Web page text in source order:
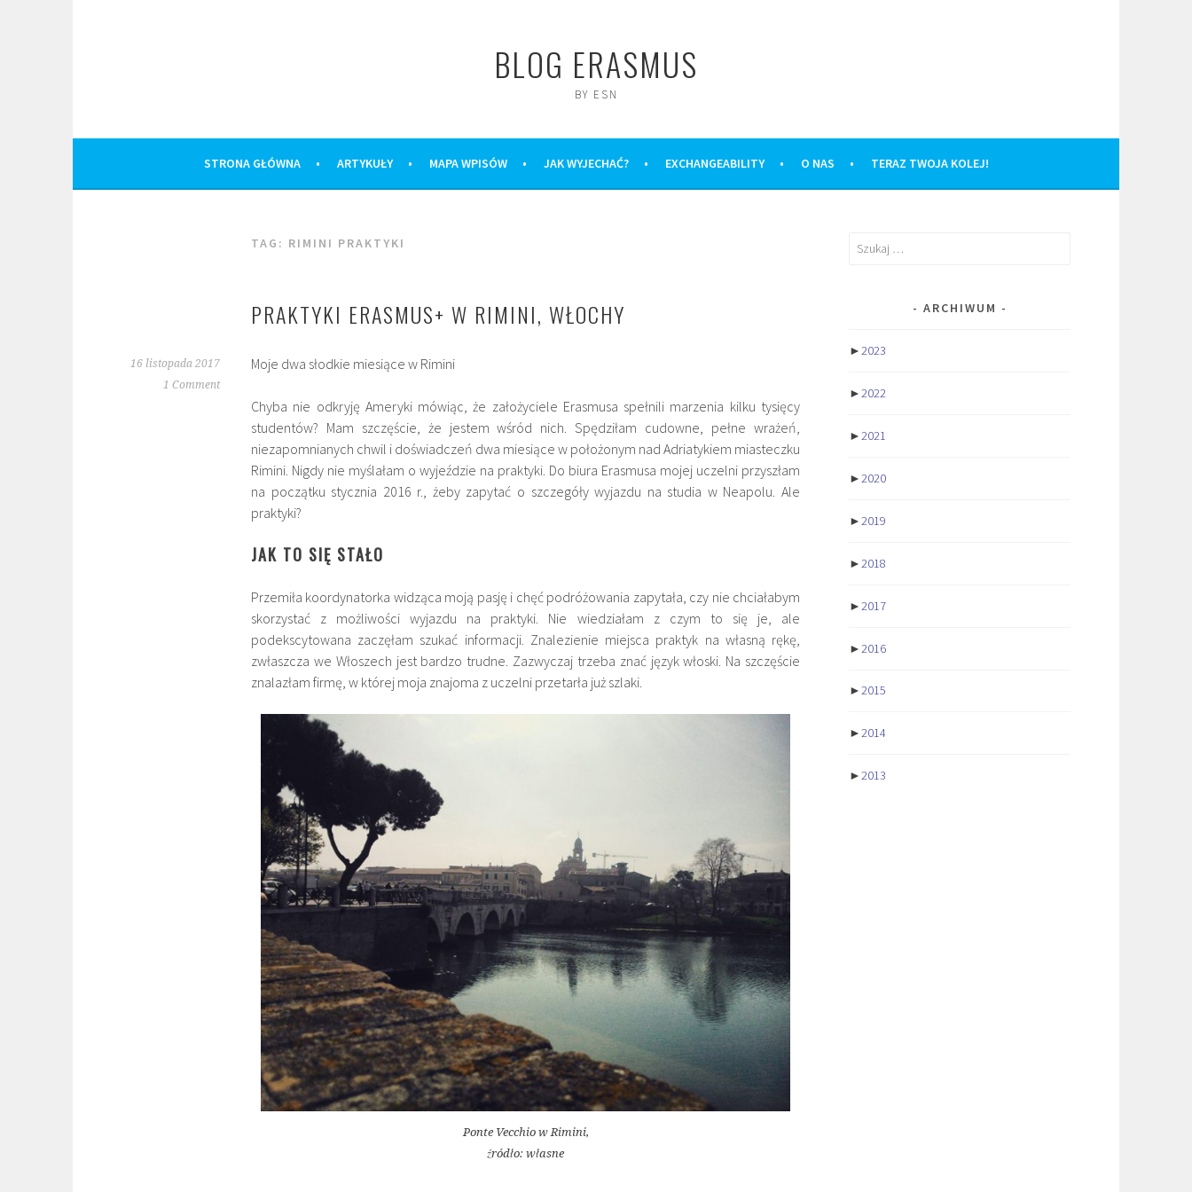
BLOG ERASMUS
BY ESN
STRONA GŁÓWNA ARTYKUŁY MAPA WPISÓW JAK WYJECHAĆ? EXCHANGEABILITY O NAS TERAZ TWOJA KOLEJ!
TAG: RIMINI PRAKTYKI
PRAKTYKI ERASMUS+ W RIMINI, WŁOCHY
16 listopada 2017
1 Comment
Moje dwa słodkie miesiące w Rimini
Chyba nie odkryję Ameryki mówiąc, że założyciele Erasmusa spełnili marzenia kilku tysięcy
studentów? Mam szczęście, że jestem wśród nich. Spędziłam cudowne, pełne wrażeń,
niezapomnianych chwil i doświadczeń dwa miesiące w położonym nad Adriatykiem miasteczku
Rimini. Nigdy nie myślałam o wyjeździe na praktyki. Do biura Erasmusa mojej uczelni przyszłam
na początku stycznia 2016 r., żeby zapytać o szczegóły wyjazdu na studia w Neapolu. Ale
praktyki?
JAK TO SIĘ STAŁO
Przemiła koordynatorka widząca moją pasję i chęć podróżowania zapytała, czy nie chciałabym
skorzystać z możliwości wyjazdu na praktyki. Nie wiedziałam z czym to się je, ale
podekscytowana zaczęłam szukać informacji. Znalezienie miejsca praktyk na własną rękę,
zwłaszcza we Włoszech jest bardzo trudne. Zazwyczaj trzeba znać język włoski. Na szczęście
znalazłam firmę, w której moja znajoma z uczelni przetarła już szlaki.
Ponte Vecchio w Rimini,
źródło: własne
Szukaj:
ARCHIWUM
►2023
►2022
►2021
►2020
►2019
►2018
►2017
►2016
►2015
►2014
►2013